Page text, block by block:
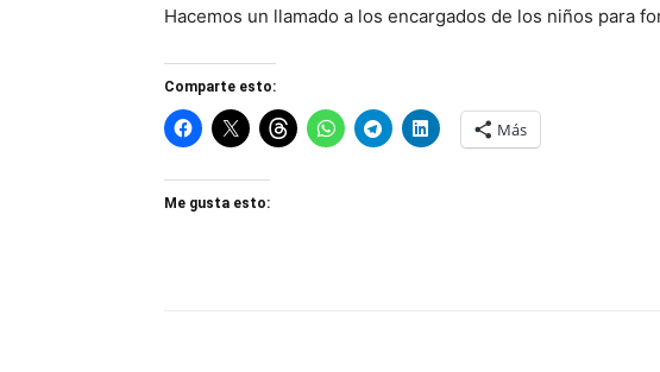
Hacemos un llamado a los encargados de los niños para
Comparte esto:
Más
Me gusta esto: